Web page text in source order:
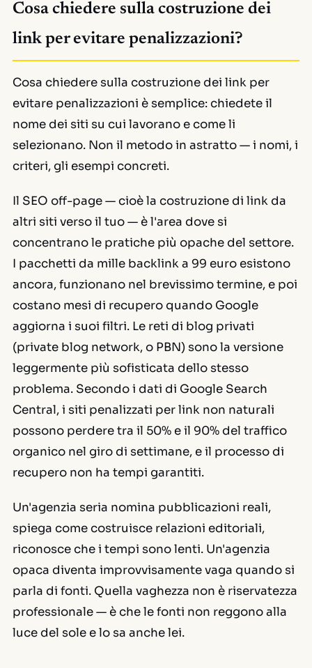
Cosa chiedere sulla costruzione dei
link per evitare penalizzazioni?
Cosa chiedere sulla costruzione dei link per
evitare penalizzazioni è semplice: chiedete il
nome dei siti su cui lavorano e come li
selezionano. Non il metodo in astratto — i nomi, i
criteri, gli esempi concreti.
Il SEO off-page— cioè la costruzione di link da
altri siti verso il tuo — è l'area dove si
concentrano le pratiche più opache del settore.
I pacchetti da mille backlinka 99 euro esistono
ancora, funzionano nel brevissimo termine, e poi
costano mesi di recupero quando Google
aggiorna i suoi filtri. Le reti di blog privati
(private blog network, o PBN) sono la versione
leggermente più sofisticata dello stesso
problema. Secondo i dati di Google Search
Central, i siti penalizzati per link non naturali
possono perdere tra il 50% e il 90% del traffico
organico nel giro di settimane, e il processo di
recupero non ha tempi garantiti.
Un'agenzia seria nomina pubblicazioni reali,
spiega come costruisce relazioni editoriali,
riconosce che i tempi sono lenti. Un'agenzia
opaca diventa improvvisamente vaga quando si
parla di fonti. Quella vaghezza non è riservatezza
professionale — è che le fonti non reggono alla
luce del sole e lo sa anche lei.